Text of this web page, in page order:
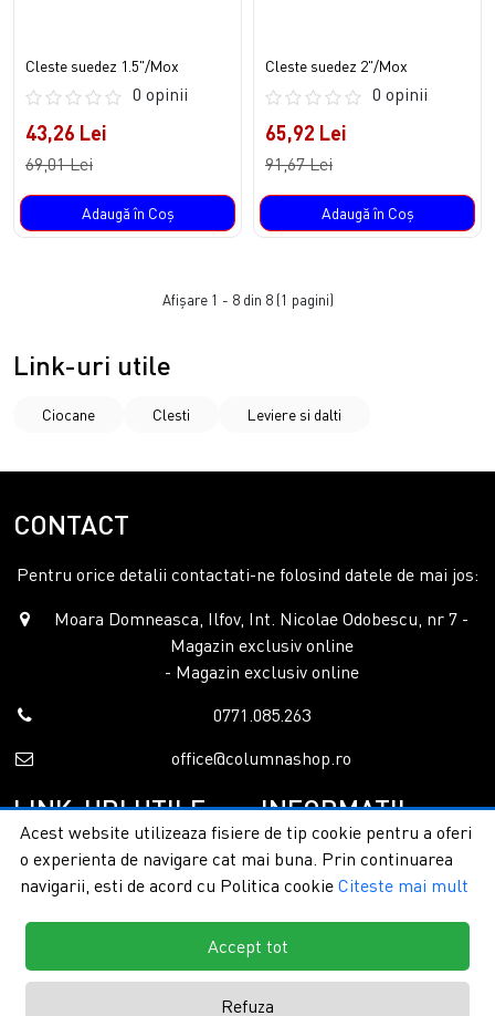
Cleste suedez 1.5"/Mox
0 opinii
43,26 Lei
69,01 Lei
Adaugă în Coş
Cleste suedez 2"/Mox
0 opinii
65,92 Lei
91,67 Lei
Adaugă în Coş
Afişare 1 - 8 din 8 (1 pagini)
Link-uri utile
Ciocane Clesti Leviere si dalti
CONTACT
Pentru orice detalii contactati-ne folosind datele de mai jos:
Moara Domneasca, Ilfov, Int. Nicolae Odobescu, nr 7 -
Magazin exclusiv online
- Magazin exclusiv online
0771.085.263
office@columnashop.ro
LINK-URI UTILE
Acasa
Despre noi
Formular retur
INFORMATII
Garantie si service
Detalii livrare
Termeni si conditii
Acest website utilizeaza fisiere de tip cookie pentru a oferi
o experienta de navigare cat mai buna. Prin continuarea
navigarii, esti de acord cu Politica cookie Citeste mai mult
Accept tot
Refuza